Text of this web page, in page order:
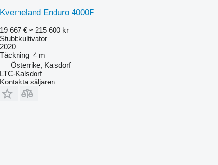
Kverneland Enduro 4000F
19 667 € ≈ 215 600 kr
Stubbkultivator
2020
Täckning 4 m
Österrike, Kalsdorf
LTC-Kalsdorf
Kontakta säljaren